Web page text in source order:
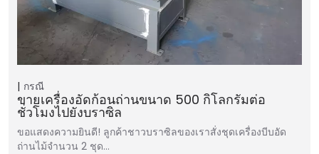
กรณี
ขายเครื่องอัดก้อนถ่านขนาด 500 กิโลกรัมต่อ
ชั่วโมงไปยังบราซิล
ขอแสดงความยินดี! ลูกค้าชาวบราซิลของเราสั่งชุดเครื่องบีบอัด
ถ่านไม้จำนวน 2 ชุด…